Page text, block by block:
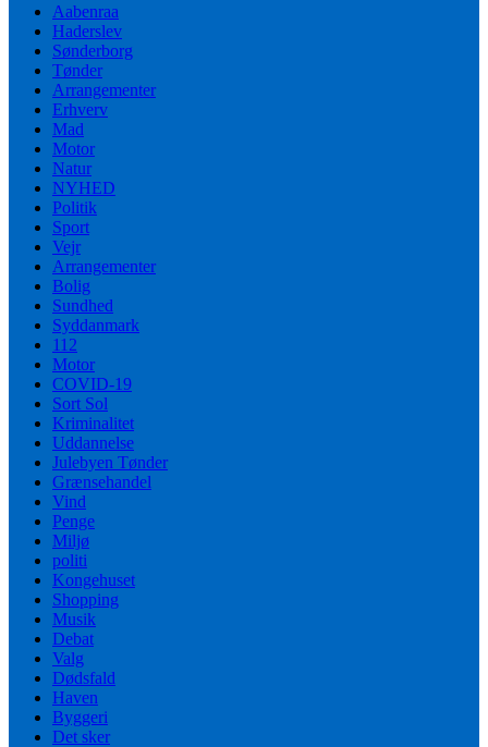
Aabenraa
Haderslev
Sønderborg
Tønder
Arrangementer
Erhverv
Mad
Motor
Natur
NYHED
Politik
Sport
Vejr
Arrangementer
Bolig
Sundhed
Syddanmark
112
Motor
COVID-19
Sort Sol
Kriminalitet
Uddannelse
Julebyen Tønder
Grænsehandel
Vind
Penge
Miljø
politi
Kongehuset
Shopping
Musik
Debat
Valg
Dødsfald
Haven
Byggeri
Det sker